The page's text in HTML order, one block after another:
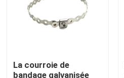
Collier de câble solaire
La courroie de
bandage galvanisée